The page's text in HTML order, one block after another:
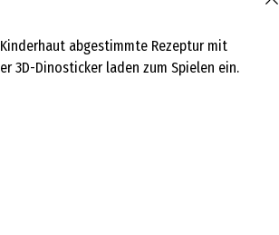
abgestimmte Rezeptur mit
3D-Dinosticker laden zum Spielen ein.